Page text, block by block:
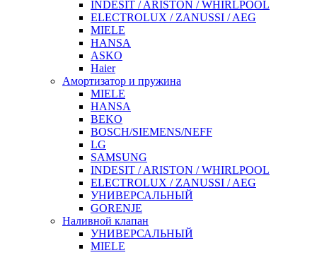
INDESIT / ARISTON / WHIRLPOOL
ELECTROLUX / ZANUSSI / AEG
MIELE
HANSA
ASKO
Haier
Амортизатор и пружина
MIELE
HANSA
BEKO
BOSCH/SIEMENS/NEFF
LG
SAMSUNG
INDESIT / ARISTON / WHIRLPOOL
ELECTROLUX / ZANUSSI / AEG
УНИВЕРСАЛЬНЫЙ
GORENJE
Наливной клапан
УНИВЕРСАЛЬНЫЙ
MIELE